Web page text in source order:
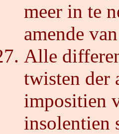
meer in te
amende
Alle
twisten der
impositien
insolentien